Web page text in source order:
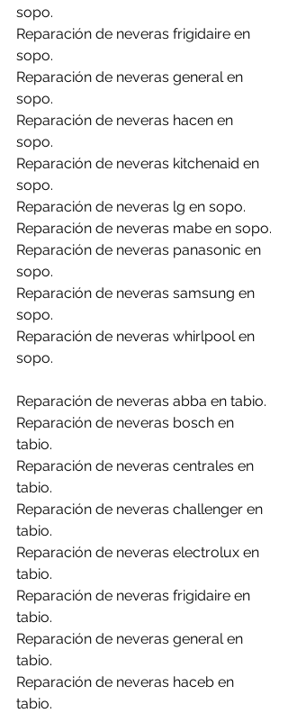
sopo.
Reparación de neveras frigidaire en
sopo.
Reparación de neveras general en
sopo.
Reparación de neveras hacen en
sopo.
Reparación de neveras kitchenaid en
sopo.
Reparación de neveras lg en sopo.
Reparación de neveras mabe en sopo.
Reparación de neveras panasonic en
sopo.
Reparación de neveras samsung en
sopo.
Reparación de neveras whirlpool en
sopo.
Reparación de neveras abba en tabio.
Reparación de neveras bosch en
tabio.
Reparación de neveras centrales en
tabio.
Reparación de neveras challenger en
tabio.
Reparación de neveras electrolux en
tabio.
Reparación de neveras frigidaire en
tabio.
Reparación de neveras general en
tabio.
Reparación de neveras haceb en
tabio.